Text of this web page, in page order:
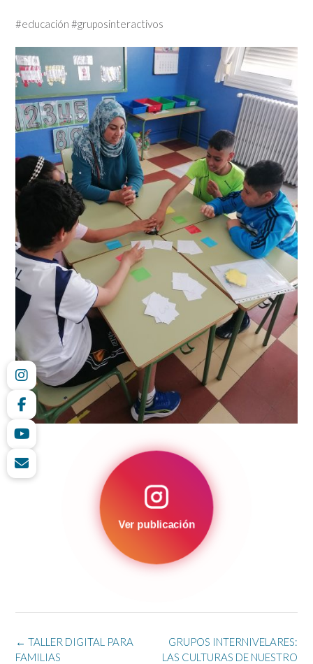
#educación #gruposinteractivos
Ver publicación
Navegación
de
GRUPOS INTERNIVELARES:
LAS CULTURAS DE NUESTRO
← TALLER DIGITAL PARA
FAMILIAS